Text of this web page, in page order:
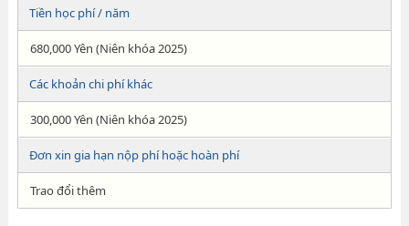
Tiền học phí / năm
680,000 Yên (Niên khóa 2025)
Các khoản chi phí khác
300,000 Yên (Niên khóa 2025)
Đơn xin gia hạn nộp phí hoặc hoàn phí
Trao đổi thêm